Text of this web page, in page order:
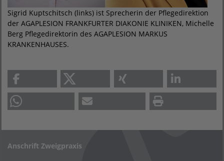
Sigrid Kuptschitsch (links) ist Sprecherin der Pflegedirektion
der AGAPLESION FRANKFURTER DIAKONIE KLINIKEN, Michelle
Berg Pflegedirektorin des AGAPLESION MARKUS
KRANKENHAUSES.
Anschrift Zweigpraxis